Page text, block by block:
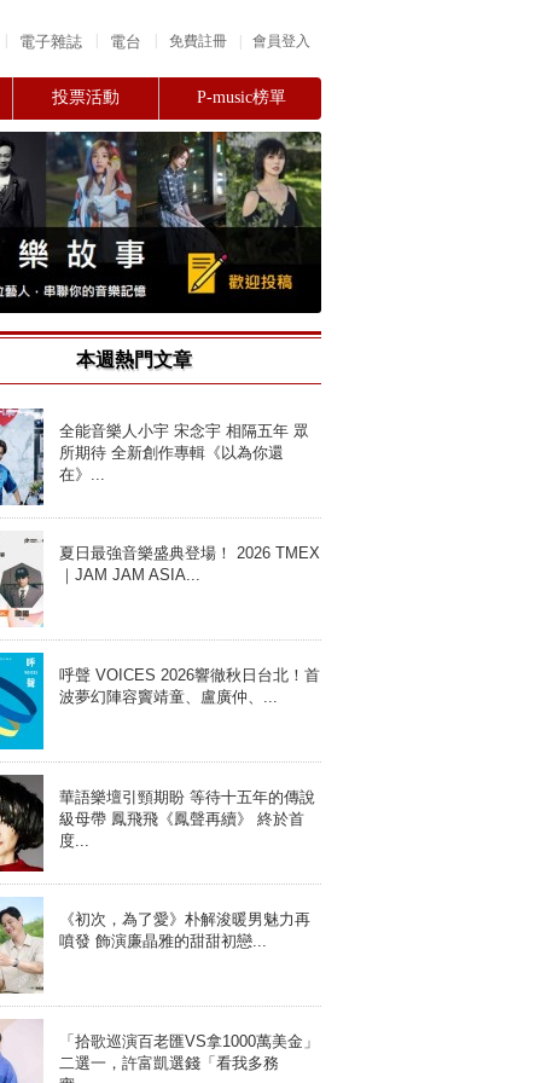
會員登入
免費註冊
電子雜誌 電台
投票活動 P-music榜單
本週熱門文章
全能音樂人小宇 宋念宇 相隔五年 眾
所期待 全新創作專輯《以為你還
在》...
夏日最強音樂盛典登場！ 2026 TMEX
｜JAM JAM ASIA...
呼聲 VOICES 2026響徹秋日台北！首
波夢幻陣容竇靖童、盧廣仲、...
華語樂壇引頸期盼 等待十五年的傳說
級母帶 鳳飛飛《鳳聲再續》 終於首
度...
《初次，為了愛》朴解浚暖男魅力再
噴發 飾演廉晶雅的甜甜初戀...
「拾歌巡演百老匯VS拿1000萬美金」
二選一，許富凱選錢「看我多務